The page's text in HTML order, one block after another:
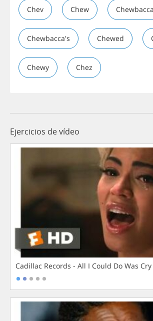
Chev Chew Chewbacca
Chewbacca's Chewed
Chewy Chez
Ejercicios de vídeo
Cadillac Records - All I Could Do Was Cry